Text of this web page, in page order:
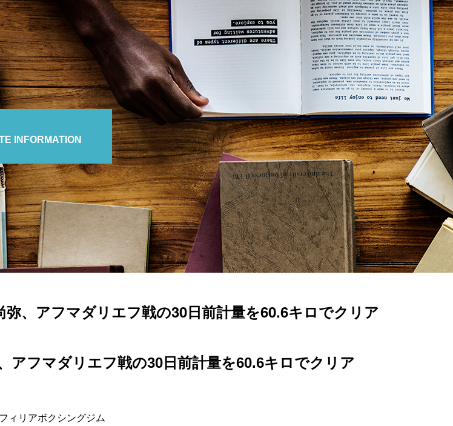
INFORMATION
弥、アフマダリエフ戦の30日前計量を60.6キロでクリア
アフマダリエフ戦の30日前計量を60.6キロでクリア
ィリアボクシングジム